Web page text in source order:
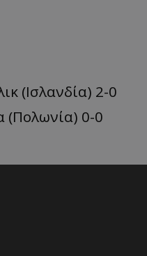
(Ισλανδία) 2-0
(Πολωνία) 0-0